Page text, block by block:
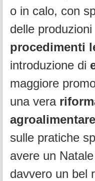
o in calo, con
delle
procedimenti
introduzione di
maggiore
una vera
agroalimentare
sulle pratiche
avere un
davvero un bel